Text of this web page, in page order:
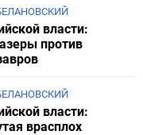
власти:
против
власти:
врасплох